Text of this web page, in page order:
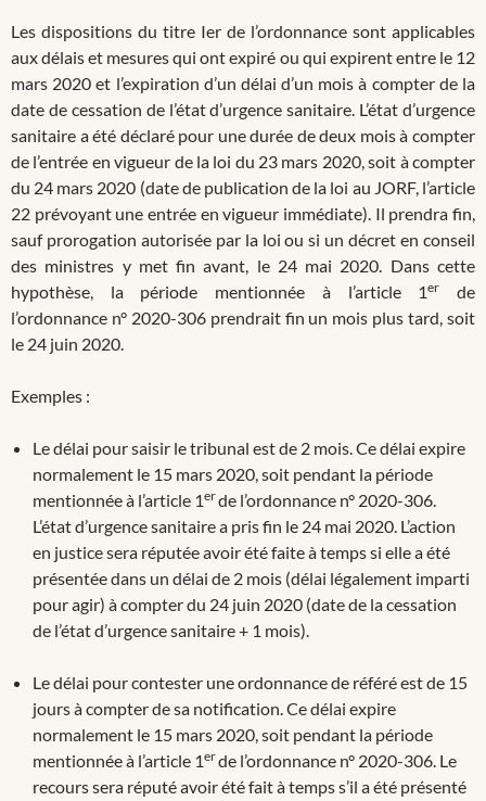
Les dispositions du titre Ier de l’ordonnance sont applicables
aux délais et mesures qui ont expiré ou qui expirent entre le 12
mars 2020 et l’expiration d’un délai d’un mois à compter de la
date de cessation de l’état d’urgence sanitaire. L’état d’urgence
sanitaire a été déclaré pour une durée de deux mois à compter
de l’entrée en vigueur de la loi du 23 mars 2020, soit à compter
du 24 mars 2020 (date de publication de la loi au JORF, l’article
22 prévoyant une entrée en vigueur immédiate). Il prendra fin,
sauf prorogation autorisée par la loi ou si un décret en conseil
des ministres y met fin avant, le 24 mai 2020. Dans cette
hypothèse, la période mentionnée à l’article 1er
de
l’ordonnance n° 2020-306 prendrait fin un mois plus tard, soit
le 24 juin 2020.
Exemples :
Le délai pour saisir le tribunal est de 2 mois. Ce délai expire
normalement le 15 mars 2020, soit pendant la période
mentionnée à l’article 1erde l’ordonnance n° 2020-306.
L’état d’urgence sanitaire a pris fin le 24 mai 2020. L’action
en justice sera réputée avoir été faite à temps si elle a été
présentée dans un délai de 2 mois (délai légalement imparti
pour agir) à compter du 24 juin 2020 (date de la cessation
de l’état d’urgence sanitaire + 1 mois).
Le délai pour contester une ordonnance de référé est de 15
jours à compter de sa notification. Ce délai expire
normalement le 15 mars 2020, soit pendant la période
mentionnée à l’article 1erde l’ordonnance n° 2020-306. Le
recours sera réputé avoir été fait à temps s’il a été présenté